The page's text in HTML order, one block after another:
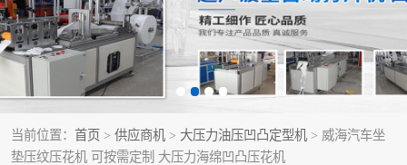
当前位置： 首页 > 供应商机 > 大压力油压凹凸定型机 > 威海汽车坐
垫压纹压花机 可按需定制 大压力海绵凹凸压花机
压花定型机以及压花模具 超声波热合机
高频热合机 超声波花边机
超声波复合压花机 凹凸压花机压标机
3040凹凸压花机 双头服装凹凸压花机